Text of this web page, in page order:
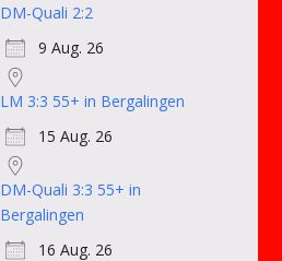
DM-Quali 2:2
9 Aug. 26
LM 3:3 55+ in Bergalingen
15 Aug. 26
DM-Quali 3:3 55+ in
Bergalingen
16 Aug. 26